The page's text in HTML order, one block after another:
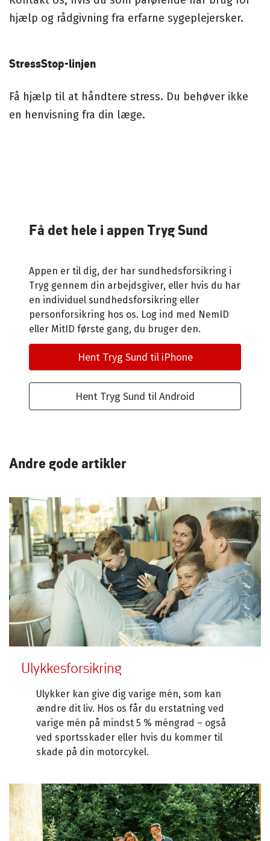
hjælp og rådgivning fra erfarne sygeplejersker.
StressStop-linjen
Få hjælp til at håndtere stress. Du behøver ikke
en henvisning fra din læge.
Få det hele i appen Tryg Sund
Appen er til dig, der har sundhedsforsikring i
Tryg gennem din arbejdsgiver, eller hvis du har
en individuel sundhedsforsikring eller
personforsikring hos os. Log ind med NemID
eller MitID første gang, du bruger den.
Hent Tryg Sund til iPhone
Hent Tryg Sund til Android
Andre gode artikler
Ulykkesforsikring
Ulykker kan give dig varige mén, som kan
ændre dit liv. Hos os får du erstatning ved
varige mén på mindst 5 % méngrad – også
ved sportsskader eller hvis du kommer til
skade på din motorcykel.